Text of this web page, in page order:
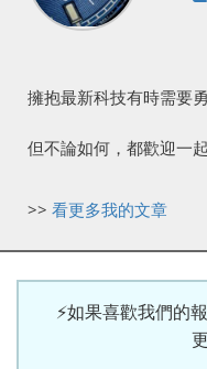
擁抱最新科技有時需要
但不論如何，都歡迎一
>> 看更多我的文章
⚡如果喜歡我們的